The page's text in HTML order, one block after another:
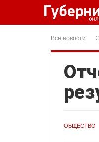
Все новости
ОБЩЕСТВО